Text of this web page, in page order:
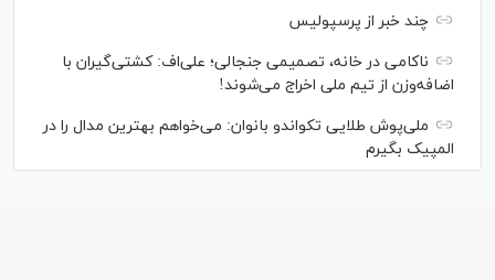
چند خبر از پرسپولیس
ناکامی در خانه، تصمیمی جنجالی؛ علی‌اف: کشتی‌گیران با
اضافه‌وزن از تیم ملی اخراج می‌شوند!
ملی‌پوش‌ طلایی تکواندو بانوان: می‌خواهم بهترین مدال را در
المپیک بگیرم